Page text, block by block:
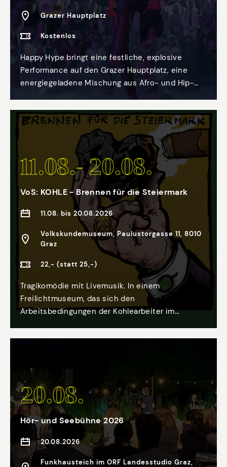
Grazer Hauptplatz
Kostenlos
Happy Hype bringt eine festliche, explosive
Performance auf den Grazer Hauptplatz, eine
energiegeladene Mischung aus Afro- und Hip-
Ausgelassenheit. Sanft, verspielt und ohne
Zwang laden die „Ouinchs“ – schelmische kleine
Feen – das Publikum ein, Teil eines universellen,
inklusiven Festes zu werden. Zwischen
traditionellem Tanz und modernem Clubbing
entsteht ein utopisches Ritual. Happy Hype
wurde mit der Schweizer DJ, Produzentin und
Aktivistin Mulah (Maud Hala Chami) entwickelt,
die sich für Gleichberechtigung in der
Musikszene sowie eine neue, diverse und
lebendige Clubkultur einsetzt. In Graz wird die
schweizerisch-marokkanische Künstlerin Mânaa
am DJ-Pult stehen und den Hauptplatz in einen
Dancefloor unter freiem Himmel verwandeln.
11.08.- 20.08.
VoS: KOHLE - Brennen für die Steiermark
11.08. bis 20.08.2026
Volkskundemuseum, Paulustorgasse 11, 8010
Graz
22,- (statt 25,-)
Tragikomödie mit Livemusik. In einem
Freilichtmuseum, das sich den
Arbeitsbedingungen der Kohlearbeiter im
widmen soll, läuft selbst nicht alles ganz
Zentrum der 16. Sommertragikomödie der
Vitamins Of Society, die auch 2026 nicht nur die
wunderbare Hofbühne Mathans in Sankt Ulrich im
Greith bespielt, sondern auch zum zweiten mal
den Hof des Volkskundemuseums am Paulustor
in Graz.
20.08.
Hör- und Seebühne 2026
20.08.2026
Funkhausteich im ORF Landesstudio Graz,